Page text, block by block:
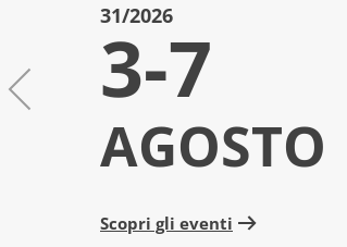
31/2026
3-7
AGOSTO
Scopri gli eventi